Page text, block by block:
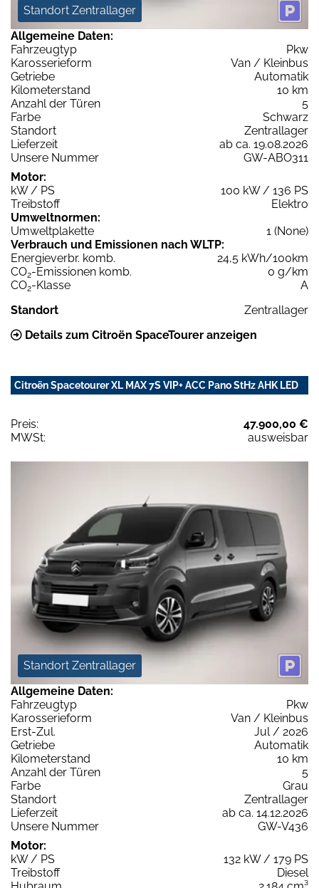
Standort Zentrallager
Allgemeine Daten:
Fahrzeugtyp
Pkw
Karosserieform
Van / Kleinbus
Getriebe
Automatik
Kilometerstand
10 km
Anzahl der Türen
5
Farbe
Schwarz
Standort
Zentrallager
Lieferzeit
ab ca. 19.08.2026
Unsere Nummer
GW-ABO311
Motor:
kW / PS
100 kW / 136 PS
Treibstoff
Elektro
Umweltnormen:
Umweltplakette
1 (None)
Verbrauch und Emissionen nach WLTP:
Energieverbr. komb.
24,5 kWh/100km
CO2-Emissionen komb.
0 g/km
CO2-Klasse
A
Standort
Zentrallager
Details zum Citroën SpaceTourer anzeigen
Citroën Spacetourer XL MAX 7S VIP+ ACC Pano StHz AHK LED
Preis:
47.900,00 €
MWSt:
ausweisbar
Standort Zentrallager
Allgemeine Daten:
Fahrzeugtyp
Pkw
Karosserieform
Van / Kleinbus
Erst-Zul.
Jul / 2026
Getriebe
Automatik
Kilometerstand
10 km
Anzahl der Türen
5
Farbe
Grau
Standort
Zentrallager
Lieferzeit
ab ca. 14.12.2026
Unsere Nummer
GW-V436
Motor:
kW / PS
132 kW / 179 PS
Treibstoff
Diesel